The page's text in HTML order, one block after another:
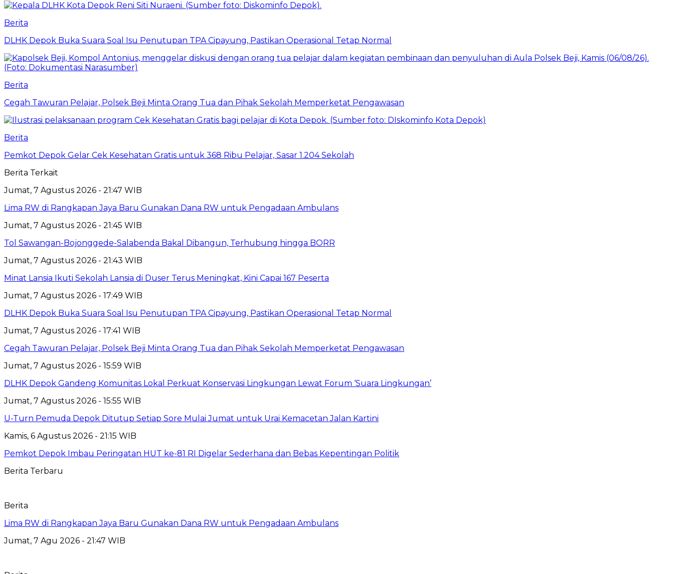
Berita
DLHK Depok Buka Suara Soal Isu Penutupan TPA Cipayung, Pastikan Operasional Tetap Normal
Berita
Cegah Tawuran Pelajar, Polsek Beji Minta Orang Tua dan Pihak Sekolah Memperketat Pengawasan
Berita
Pemkot Depok Gelar Cek Kesehatan Gratis untuk 368 Ribu Pelajar, Sasar 1.204 Sekolah
Berita Terkait
Jumat, 7 Agustus 2026 - 21:47 WIB
Lima RW di Rangkapan Jaya Baru Gunakan Dana RW untuk Pengadaan Ambulans
Jumat, 7 Agustus 2026 - 21:45 WIB
Tol Sawangan-Bojonggede-Salabenda Bakal Dibangun, Terhubung hingga BORR
Jumat, 7 Agustus 2026 - 21:43 WIB
Minat Lansia Ikuti Sekolah Lansia di Duser Terus Meningkat, Kini Capai 167 Peserta
Jumat, 7 Agustus 2026 - 17:49 WIB
DLHK Depok Buka Suara Soal Isu Penutupan TPA Cipayung, Pastikan Operasional Tetap Normal
Jumat, 7 Agustus 2026 - 17:41 WIB
Cegah Tawuran Pelajar, Polsek Beji Minta Orang Tua dan Pihak Sekolah Memperketat Pengawasan
Jumat, 7 Agustus 2026 - 15:59 WIB
DLHK Depok Gandeng Komunitas Lokal Perkuat Konservasi Lingkungan Lewat Forum ‘Suara Lingkungan’
Jumat, 7 Agustus 2026 - 15:55 WIB
U-Turn Pemuda Depok Ditutup Setiap Sore Mulai Jumat untuk Urai Kemacetan Jalan Kartini
Kamis, 6 Agustus 2026 - 21:15 WIB
Pemkot Depok Imbau Peringatan HUT ke-81 RI Digelar Sederhana dan Bebas Kepentingan Politik
Berita Terbaru
Berita
Lima RW di Rangkapan Jaya Baru Gunakan Dana RW untuk Pengadaan Ambulans
Jumat, 7 Agu 2026 - 21:47 WIB